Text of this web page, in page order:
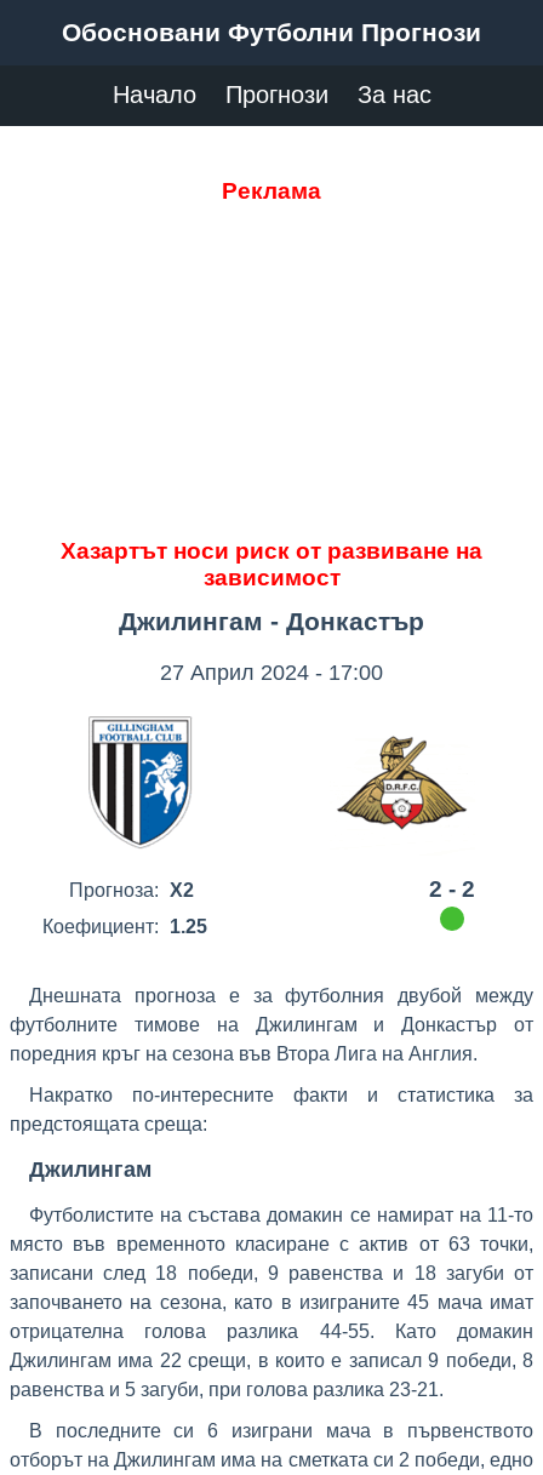
Обосновани Футболни Прогнози
Начало Прогнози За нас
Реклама
Хазартът носи риск от развиване на
зависимост
Джилингам - Донкастър
27 Април 2024 - 17:00
Прогноза: X2
Коефициент:
1.25
2 - 2
Днешната прогноза е за футболния двубой между
футболните тимове на Джилингам и Донкастър от
поредния кръг на сезона във Втора Лига на Англия.
Накратко по-интересните факти и статистика за
предстоящата среща:
Джилингам
Футболистите на състава домакин се намират на 11-то
място във временното класиране с актив от 63 точки,
записани след 18 победи, 9 равенства и 18 загуби от
започването на сезона, като в изиграните 45 мача имат
отрицателна голова разлика 44-55. Като домакин
Джилингам има 22 срещи, в които е записал 9 победи, 8
равенства и 5 загуби, при голова разлика 23-21.
В последните си 6 изиграни мача в първенството
отборът на Джилингам има на сметката си 2 победи, едно